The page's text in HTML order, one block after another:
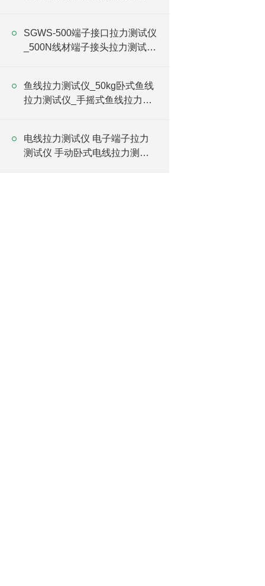
SGWS-500端子接口拉力测试仪
_500N线材端子接头拉力测试仪
鱼线拉力测试仪_50kg卧式鱼线
拉力测试仪_手摇式鱼线拉力试
电线拉力测试仪 电子端子拉力
测试仪 手动卧式电线拉力测试